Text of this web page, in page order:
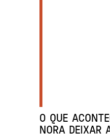
O QUE
NORA DEIXAR